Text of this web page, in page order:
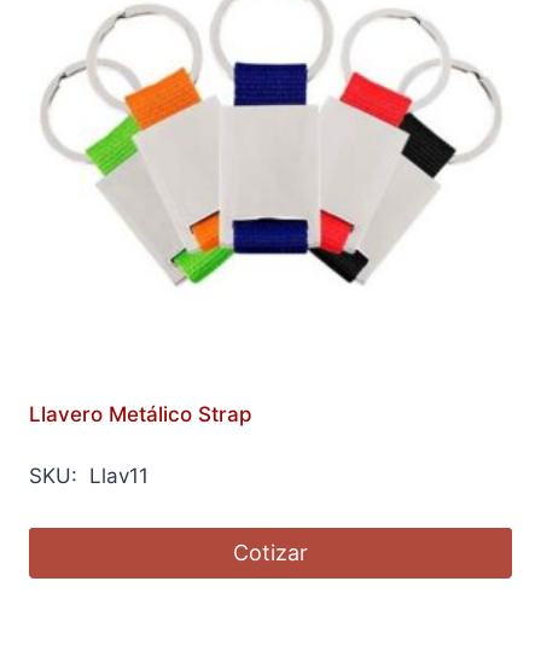
Llavero Metálico Strap
SKU: Llav11
Cotizar